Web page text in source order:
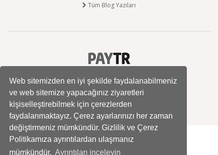
Web sitemizden en iyi şekilde faydalanabilmeniz
ve web sitemize yapacağınız ziyaretleri
kişiselleştirebilmek için çerezlerden
faydalanmaktayız. Çerez ayarlarınızı her zaman
değiştirmeniz mümkündür. Gizlilik ve Çerez
Politikamıza ayrıntılardan ulaşmanız
mümkündür. Ayrıntıları inceleyin
Tüm Blog Yazıları